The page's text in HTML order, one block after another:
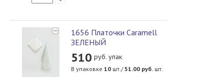
1656 Платочки Caramell
ЗЕЛЕНЫЙ
510 руб. упак
В упаковке 10 шт./51.00 руб. шт.